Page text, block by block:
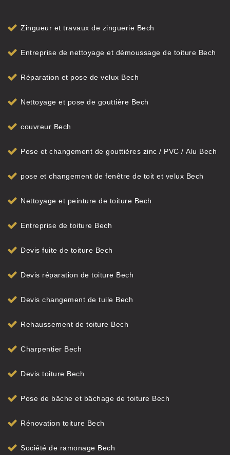
Zingueur et travaux de zinguerie Bech
Entreprise de nettoyage et démoussage de toiture Bech
Réparation et pose de velux Bech
Nettoyage et pose de gouttière Bech
couvreur Bech
Pose et changement de gouttières zinc / PVC / Alu Bech
pose et changement de fenêtre de toit et velux Bech
Nettoyage et peinture de toiture Bech
Entreprise de toiture Bech
Devis fuite de toiture Bech
Devis réparation de toiture Bech
Devis changement de tuile Bech
Rehaussement de toiture Bech
Charpentier Bech
Devis toiture Bech
Pose de bâche et bâchage de toiture Bech
Rénovation toiture Bech
Société de ramonage Bech